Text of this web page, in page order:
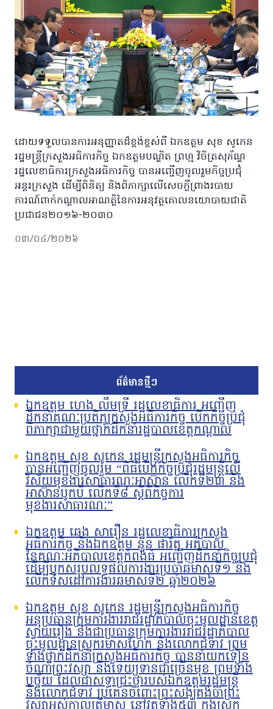
ដោយទទួលបានការអនុញ្ញាតដ៏ខ្ពង់ខ្ពស់ពី ឯកឧត្តម សុខ សូកេន
រដ្ឋមន្រ្តីក្រសួងអធិការកិច្ច ឯកឧត្តមបណ្ឌិត ព្រហ្ម វិចិត្រសុភ័ណ្ឌ
រដ្ឋលេខាធិការក្រសួងអធិការកិច្ច បានអញ្ជើញចូលរួមកិច្ចប្រជុំ
អន្តរក្រសួង ដើម្បីពិនិត្យ និងពិភាក្សាលើសេចក្តីព្រាងរបាយ
ការណ៍ពាក់កណ្ដាលអាណត្តិនៃការអនុវត្តគោលនយោបាយជាតិ
ប្រជាជន២០១៦-២០៣០
០៣/០៤/២០២៦
ព័ត៌មានថ្មីៗ
ឯកឧត្តម ហេង លឹមទ្រី រដ្ឋលេខាធិការ អញ្ជើញ
ដឹកនាំគណៈប្រតិភូក្រសួងអធិការកិច្ច បើកកិច្ចប្រជុំ
ពិភាក្សាជាមួយថ្នាក់ដឹកនាំរដ្ឋបាលខេត្តកណ្តាល
ឯកឧត្តម សុខ សូកេន រដ្ឋមន្រ្តីក្រសួងអធិការកិច្ច
បានអញ្ជើញចូលរួម “ពិធីបើកកិច្ចប្រជុំរដ្ឋមន្ត្រីលើ
វិស័យមុខងារសាធារណៈអាស៊ាន លើកទី២៣ និង
អាស៊ានបូកបី លើកទី៨ ស្តីពីកិច្ចការ
មុខងារសាធារណៈ”
ឯកឧត្តម ឆេង សារឿន រដ្ឋលេខាធិការក្រសួង
អធិការកិច្ច និងឯកឧត្តម នួន ផារ័ត្ន អភិបាល
នៃគណៈអភិបាលខេត្តកំពង់ធំ អញ្ជើញដឹកនាំកិច្ចប្រជុំ
ដើម្បីបូកសរុបលទ្ធផលការងារប្រចាំឆមាសទី១ និង
លើកទិសដៅការងារឆមាសទី២ ឆ្នាំ២០២៦
ឯកឧត្តម សុខ សូកេន រដ្ឋមន្រ្តីក្រសួងអធិការកិច្ច
អនុប្រធានក្រុមការងាររាជរដ្ឋាភិបាលចុះមូលដ្ឋានខេត្ត
ស្វាយរៀង និងជាប្រធានក្រុមការងាររាជរដ្ឋាភិបាល
ចុះមូលដ្ឋានស្រុករមាសហែក និងលោកជំទាវ ព្រម
ទាំងថ្នាក់ដឹកនាំក្រសួងអធិការកិច្ច បាននាំយកទៀន
ចំណាំព្រះវស្សា និងទេយ្យទានជាច្រើនមុខ ព្រមទាំង
បច្ច័យ ដែលជាសទ្ធាជ្រះថ្លារបស់ឯកឧត្តមរដ្ឋមន្រ្តី
និងលោកជំទាវ ប្រគេនចំពោះព្រះសង្ឃគង់ចាំព្រះ